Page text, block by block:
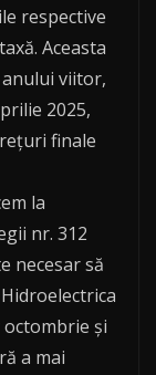
respective
Aceasta
viitor,
2025,
finale
la
nr. 312
necesar să
și
a mai